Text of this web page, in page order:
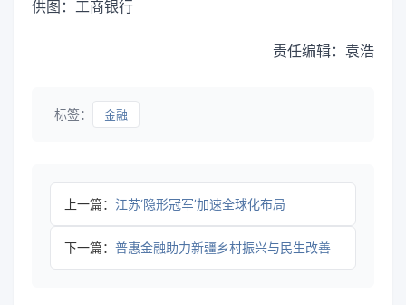
供图：工商银行
责任编辑：袁浩
标签： 金融
上一篇： 江苏‘隐形冠军’加速全球化布局
下一篇： 普惠金融助力新疆乡村振兴与民生改善